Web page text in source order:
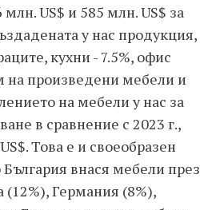
US$ и 585 млн. US$ за
у нас продукция,
кухни - 7.5%, офис
на произведени мебели и
на мебели у нас за
в сравнение с 2023 г.,
Това е и своеобразен
България внася мебели през
(12%), Германия (8%),